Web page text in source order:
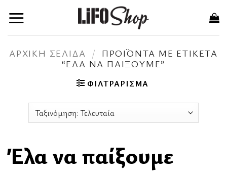
στο
ΑΡΧΙΚΉ ΣΕΛΊΔΑ /
ΠΡΟΪΌΝΤΑ ΜΕ ΕΤΙΚΈΤΑ
“ΈΛΑ ΝΑ ΠΑΊΞΟΥΜΕ”
ΦΙΛΤΡΆΡΙΣΜΑ
Έλα να παίξουμε